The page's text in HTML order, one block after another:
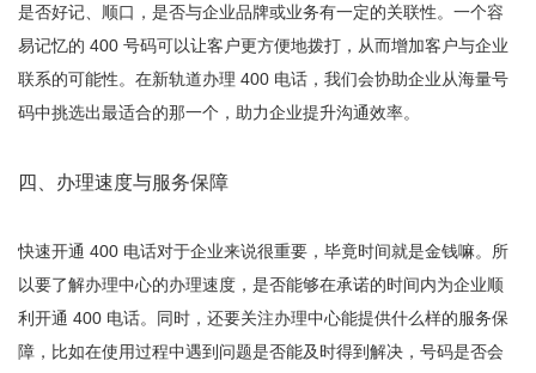
是否好记、顺口，是否与企业品牌或业务有一定的关联性。一个容
易记忆的 400 号码可以让客户更方便地拨打，从而增加客户与企业
联系的可能性。在新轨道办理 400 电话，我们会协助企业从海量号
码中挑选出最适合的那一个，助力企业提升沟通效率。
四、办理速度与服务保障
快速开通 400 电话对于企业来说很重要，毕竟时间就是金钱嘛。所
以要了解办理中心的办理速度，是否能够在承诺的时间内为企业顺
利开通 400 电话。同时，还要关注办理中心能提供什么样的服务保
障，比如在使用过程中遇到问题是否能及时得到解决，号码是否会